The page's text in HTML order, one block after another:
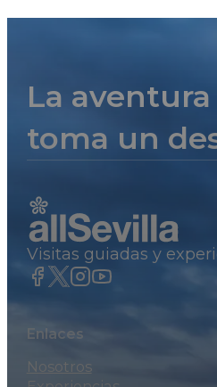
La
toma un
Visitas guiadas y
Enlaces
Nosotros